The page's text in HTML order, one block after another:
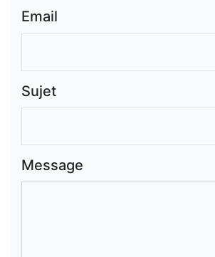
Email
Sujet
Message